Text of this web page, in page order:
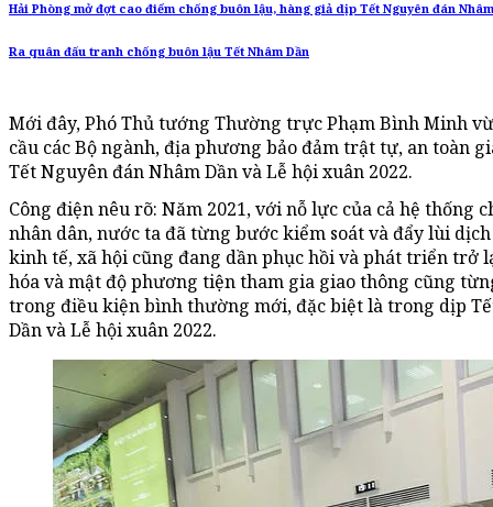
Hải Phòng mở đợt cao điểm chống buôn lậu, hàng giả dịp Tết Nguyên đán Nhâm
Ra quân đấu tranh chống buôn lậu Tết Nhâm Dần
Mới đây, Phó Thủ tướng Thường trực Phạm Bình Minh
cầu các Bộ ngành, địa phương bảo đảm trật tự, an toàn
Tết Nguyên đán Nhâm Dần và Lễ hội xuân 2022.
Công điện nêu rõ: Năm 2021, với nỗ lực của cả hệ thống
nhân dân, nước ta đã từng bước kiểm soát và đẩy lùi
kinh tế, xã hội cũng đang dần phục hồi và phát triển trở
hóa và mật độ phương tiện tham gia giao thông cũng
trong điều kiện bình thường mới, đặc biệt là trong dịp
Dần và Lễ hội xuân 2022.